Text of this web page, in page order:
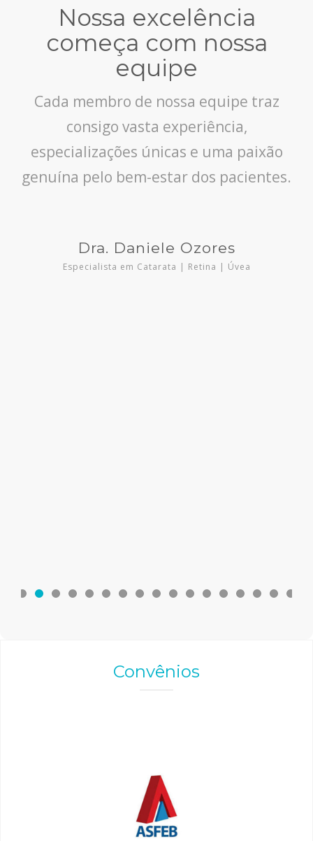
Nossa excelência
começa com nossa
equipe
Cada membro de nossa equipe traz
consigo vasta experiência,
especializações únicas e uma paixão
genuína pelo bem-estar dos pacientes.
Dra. Daniele Ozores
Especialista em Catarata | Retina | Úvea
Convênios